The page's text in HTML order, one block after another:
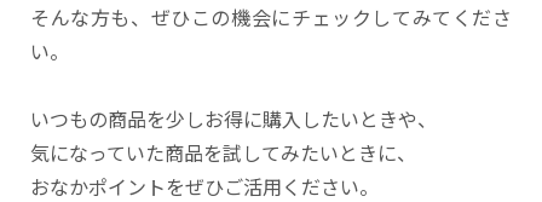
そんな方も、ぜひこの機会にチェックしてみてくださ
い。
いつもの商品を少しお得に購入したいときや、
気になっていた商品を試してみたいときに、
おなかポイントをぜひご活用ください。